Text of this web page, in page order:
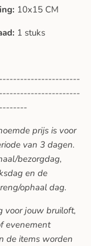
10x15 CM
1 stuks
prijs is voor
van 3 dagen.
bezorgdag,
en de
ophaal dag.
voor jouw bruiloft,
evenement
de items worden